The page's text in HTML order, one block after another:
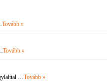
Tovább »
Tovább »
… Tovább »